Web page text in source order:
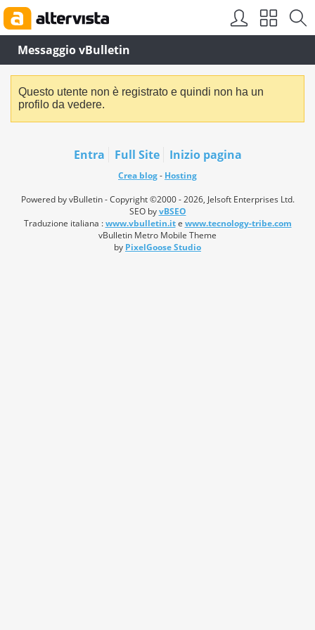
Messaggio vBulletin
Questo utente non è registrato e quindi non ha un
profilo da vedere.
Entra Full Site Inizio pagina
Crea blog- Hosting
Powered by vBulletin - Copyright ©2000 - 2026, Jelsoft Enterprises Ltd.
SEO byvBSEO
Traduzione italiana :www.vbulletin.ite www.tecnology-tribe.com
vBulletin Metro Mobile Theme
by PixelGoose Studio